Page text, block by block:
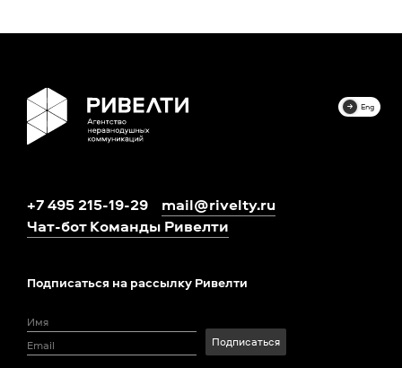
+7 495 215-19-29
mail@rivelty.ru
Чат-бот Команды Ривелти
Eng
Подписаться на рассылку Ривелти
Подписаться